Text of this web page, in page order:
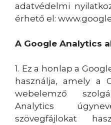
adatvédelmi
érhető el:
A Google Analytics
1. Ez a honlap a
használja, amely a
webelemző
Analytics
szövegfájlokat